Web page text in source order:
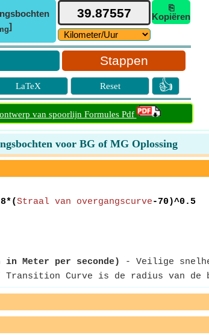
]
⎘
Kopiëren
Stappen
LaTeX Reset 👍
van spoorlijn Formules Pdf
voor BG of MG Oplossing
Straal van overgangscurve-70)^0.5
in Meter per seconde)
- Veilige
Curve is de radius van de